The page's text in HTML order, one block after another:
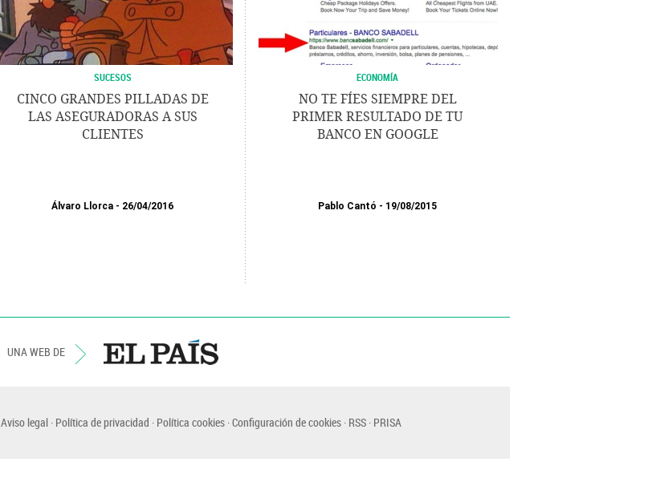
SUCESOS
CINCO GRANDES PILLADAS DE
LAS ASEGURADORAS A SUS
CLIENTES
Álvaro Llorca 26/04/2016
ECONOMÍA
NO TE FÍES SIEMPRE DEL
PRIMER RESULTADO DE TU
BANCO EN GOOGLE
Pablo Cantó 19/08/2015
UNA WEB DE
Aviso legal Política de privacidad Política cookies Configuración de cookies RSS PRISA